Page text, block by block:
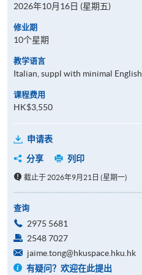
2026年10月16日 (星期五)
修业期
10个星期
教学语言
Italian, suppl with minimal English
课程费用
HK$3,550
申请表
分享
列印
截止于 2026年9月21日 (星期一)
查询
2975 5681
2548 7027
jaime.tong@hkuspace.hku.hk
有疑问？欢迎在此提出